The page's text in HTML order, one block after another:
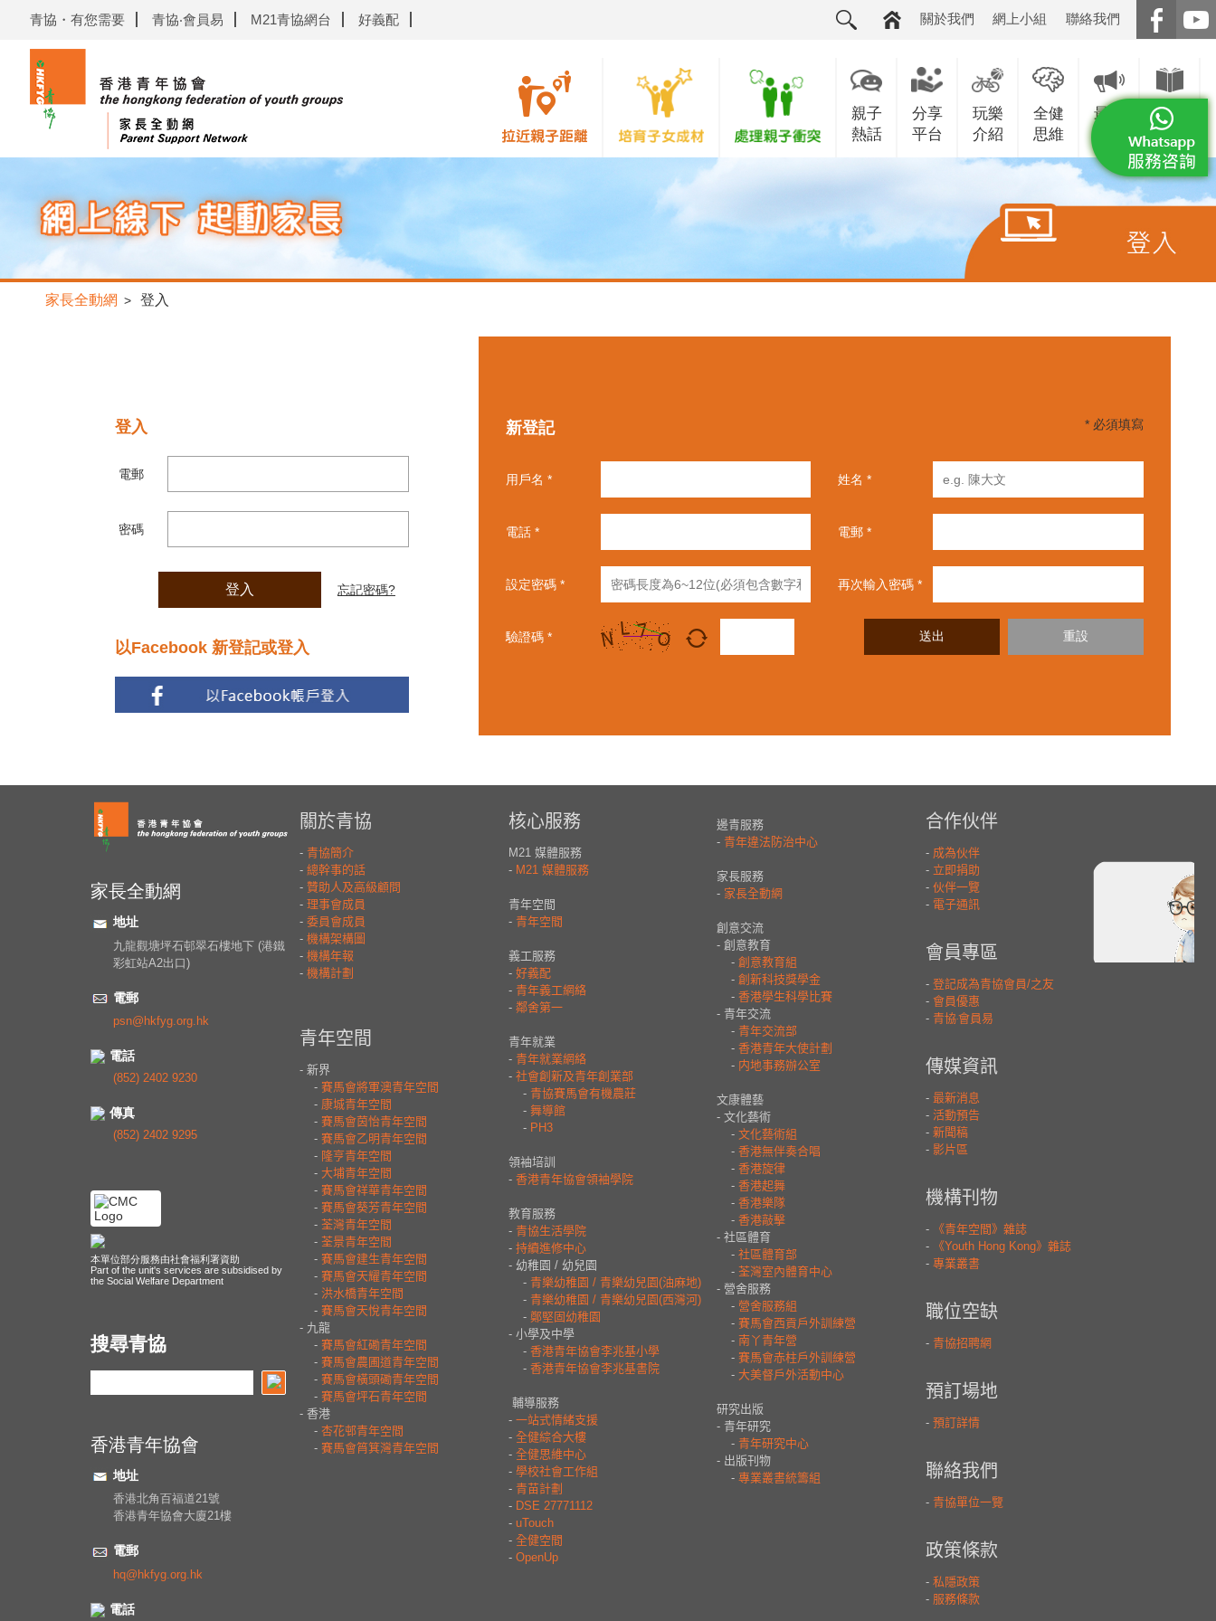
青協・有您需要 青協‧會員易 M21青協網台 好義配 關於我們 網上小組 聯絡我們
親子
熱話
分享
平台
玩樂
介紹
全健
思維
最新
增值
服務
家長全動網 > 登入
登入
電郵
密碼
登入 忘記密碼?
以Facebook 新登記或登入
新登記 * 必須填寫
用戶名 * 姓名 *
電話 * 電郵 *
設定密碼 * 再次輸入密碼 *
驗證碼 * 送出 重設
家長全動網
地址
九龍觀塘坪石邨翠石樓地下 (港鐵
彩虹站A2出口)
電郵
psn@hkfyg.org.hk
電話
(852) 2402 9230
傳真
(852) 2402 9295
本單位部分服務由社會福利署資助
Part of the unit's services are subsidised by
the Social Welfare Department
搜尋青協
香港青年協會
地址
香港北角百福道21號
香港青年協會大廈21樓
電郵
hq@hkfyg.org.hk
電話